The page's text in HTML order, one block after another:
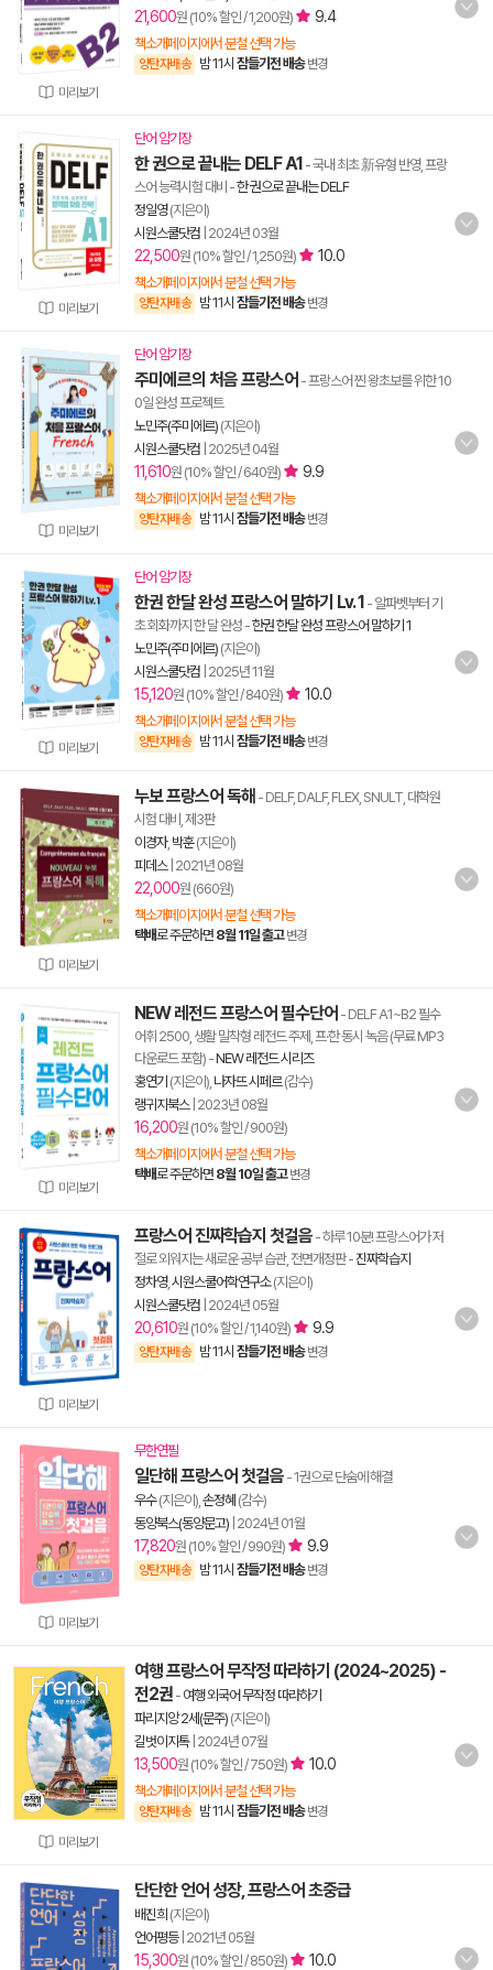
미리보기
21,600원 (10% 할인 / 1,200원) 9.4
책소개페이지에서 분철 선택 가능
양탄자배송 밤 11시 잠들기전 배송 변경
미리보기
단어 암기장
한 권으로 끝내는 DELF A1 - 국내 최초 新유형 반영, 프랑
스어 능력시험 대비 -한 권으로 끝내는 DELF
정일영(지은이)
시원스쿨닷컴 2024년 03월
22,500원 (10% 할인 / 1,250원) 10.0
책소개페이지에서 분철 선택 가능
양탄자배송 밤 11시 잠들기전 배송 변경
미리보기
단어 암기장
주미에르의 처음 프랑스어 - 프랑스어 찐 왕초보를 위한 10
0일 완성 프로젝트
노민주(주미에르) (지은이)
시원스쿨닷컴 2025년 04월
11,610원 (10% 할인 / 640원) 9.9
책소개페이지에서 분철 선택 가능
양탄자배송 밤 11시 잠들기전 배송 변경
미리보기
단어 암기장
한권 한달 완성 프랑스어 말하기 Lv. 1 - 알파벳부터 기
초 회화까지 한 달 완성 -한권 한달 완성 프랑스어 말하기 1
노민주(주미에르) (지은이)
시원스쿨닷컴 2025년 11월
15,120원 (10% 할인 / 840원) 10.0
책소개페이지에서 분철 선택 가능
양탄자배송 밤 11시 잠들기전 배송 변경
미리보기
누보 프랑스어 독해 - DELF, DALF, FLEX, SNULT, 대학원
시험 대비, 제3판
이경자, 박훈(지은이)
피데스| 2021년 08월
22,000원 (660원)
책소개페이지에서 분철 선택 가능
택배로 주문하면 8월 11일 출고 변경
미리보기
NEW 레전드 프랑스어 필수단어 - DELF A1~B2 필수
어휘 2500, 생활 밀착형 레전드 주제, 프·한 동시 녹음 (무료 MP3
다운로드 포함) -NEW 레전드 시리즈
홍연기 (지은이), 나자뜨 시페르(감수)
랭귀지북스| 2023년 08월
16,200원 (10% 할인 / 900원)
책소개페이지에서 분철 선택 가능
택배로 주문하면 8월 10일 출고 변경
미리보기
프랑스어 진짜학습지 첫걸음 - 하루 10분! 프랑스어가 저
절로 외워지는 새로운 공부 습관, 전면개정판- 진짜학습지
정차영, 시원스쿨어학연구소(지은이)
시원스쿨닷컴 2024년 05월
20,610원 (10% 할인 / 1,140원) 9.9
양탄자배송 밤 11시 잠들기전 배송 변경
미리보기
무한연필
일단해 프랑스어 첫걸음 - 1권으로 단숨에 해결
우수(지은이), 손정혜 (감수)
동양북스(동양문고) 2024년 01월
17,820원 (10% 할인 / 990원) 9.9
양탄자배송 밤 11시 잠들기전 배송 변경
미리보기
여행 프랑스어 무작정 따라하기 (2024~2025) -
전2권 - 여행 외국어 무작정 따라하기
파리지앙 2세(문주) (지은이)
길벗이지톡| 2024년 07월
13,500원 (10% 할인 / 750원) 10.0
책소개페이지에서 분철 선택 가능
양탄자배송 밤 11시 잠들기전 배송 변경
단단한 언어 성장, 프랑스어 초중급
배진희 (지은이)
언어평등| 2021년 05월
15,300원 (10% 할인 / 850원) 10.0